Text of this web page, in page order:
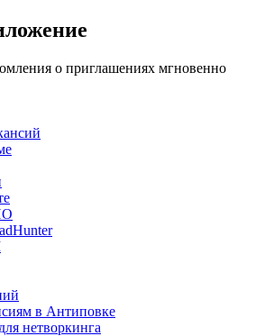
о приглашениях мгновенно
в Антиповке
нетворкинга